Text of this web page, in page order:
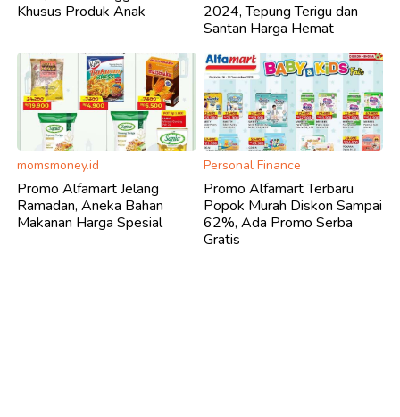
Khusus Produk Anak
2024, Tepung Terigu dan
Santan Harga Hemat
momsmoney.id
Promo Alfamart Jelang
Ramadan, Aneka Bahan
Makanan Harga Spesial
Personal Finance
Promo Alfamart Terbaru
Popok Murah Diskon Sampai
62%, Ada Promo Serba
Gratis